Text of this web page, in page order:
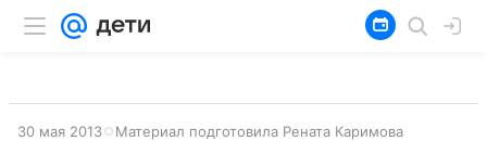
30 мая 2013 Материал подготовила Рената Каримова